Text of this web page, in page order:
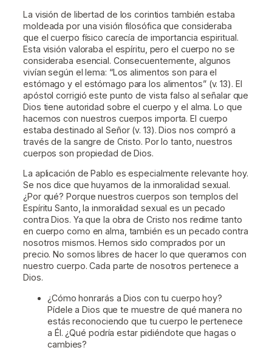
La visión de libertad de los corintios también estaba
moldeada por una visión filosófica que consideraba
que el cuerpo físico carecía de importancia espiritual.
Esta visión valoraba el espíritu, pero el cuerpo no se
consideraba esencial. Consecuentemente, algunos
vivían según el lema: “Los alimentos son para el
estómago y el estómago para los alimentos” (v. 13). El
apóstol corrigió este punto de vista falso al señalar que
Dios tiene autoridad sobre el cuerpo y el alma. Lo que
hacemos con nuestros cuerpos importa. El cuerpo
estaba destinado al Señor (v. 13). Dios nos compró a
través de la sangre de Cristo. Por lo tanto, nuestros
cuerpos son propiedad de Dios.
La aplicación de Pablo es especialmente relevante hoy.
Se nos dice que huyamos de la inmoralidad sexual.
¿Por qué? Porque nuestros cuerpos son templos del
Espíritu Santo, la inmoralidad sexual es un pecado
contra Dios. Ya que la obra de Cristo nos redime tanto
en cuerpo como en alma, también es un pecado contra
nosotros mismos. Hemos sido comprados por un
precio. No somos libres de hacer lo que queramos con
nuestro cuerpo. Cada parte de nosotros pertenece a
Dios.
¿Cómo honrarás a Dios con tu cuerpo hoy?
Pídele a Dios que te muestre de qué manera no
estás reconociendo que tu cuerpo le pertenece
a Él. ¿Qué podría estar pidiéndote que hagas o
cambies?